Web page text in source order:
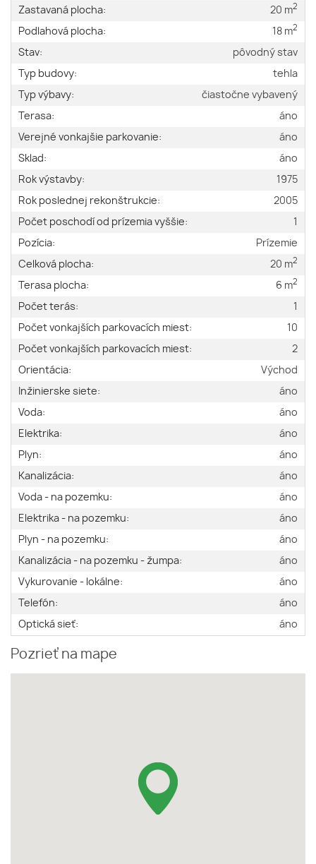
Zastavaná plocha: 20 m2
Podlahová plocha: 18 m2
Stav:
pôvodný stav
Typ budovy:
tehla
Typ výbavy:
čiastočne vybavený
Terasa:
áno
Verejné vonkajšie parkovanie:
áno
Sklad:
áno
Rok výstavby:
1975
Rok poslednej rekonštrukcie:
2005
Počet poschodí od prízemia vyššie:
1
Pozícia:
Prízemie
Celková plocha:
20 m2
Terasa plocha: 6 m2
Počet terás:
1
Počet vonkajších parkovacích miest:
10
Počet vonkajších parkovacích miest:
2
Orientácia:
Východ
Inžinierske siete:
áno
Voda:
áno
Elektrika:
áno
Plyn:
áno
Kanalizácia:
áno
Voda - na pozemku:
áno
Elektrika - na pozemku:
áno
Plyn - na pozemku:
áno
Kanalizácia - na pozemku - žumpa:
áno
Vykurovanie - lokálne:
áno
Telefón:
áno
Optická sieť:
áno
Pozrieť na mape